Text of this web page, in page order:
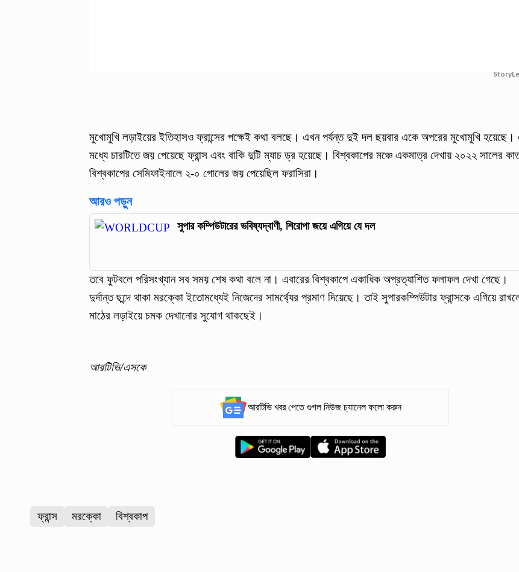
মুখোমুখি লড়াইয়ের ইতিহাসও ফ্রান্সের পক্ষেই কথা বলছে। এখন পর্যন্ত দুই দল ছয়বার একে অপরের মুখোমুখি হয়েছে।
মধ্যে চারটিতে জয় পেয়েছে ফ্রান্স এবং বাকি দুটি ম্যাচ ড্র হয়েছে। বিশ্বকাপের মঞ্চে একমাত্র দেখায় ২০২২ সালের
বিশ্বকাপের সেমিফাইনালে ২-০ গোলের জয় পেয়েছিল ফরাসিরা।
আরও পড়ুন
সুপার কম্পিউটারের ভবিষ্যদ্বাণী, শিরোপা জয়ে এগিয়ে যে দল
তবে ফুটবলে পরিসংখ্যান সব সময় শেষ কথা বলে না। এবারের বিশ্বকাপে একাধিক অপ্রত্যাশিত ফলাফল দেখা গেছে।
দুর্দান্ত ছন্দে থাকা মরক্কো ইতোমধ্যেই নিজেদের সামর্থ্যের প্রমাণ দিয়েছে। তাই সুপারকম্পিউটার ফ্রান্সকে এগিয়ে
মাঠের লড়াইয়ে চমক দেখানোর সুযোগ থাকছেই।
আরটিভি/এসকে
আরটিভি খবর পেতে গুগল নিউজ চ্যানেল ফলো করুন
ফ্রান্স মরক্কো বিশ্বকাপ